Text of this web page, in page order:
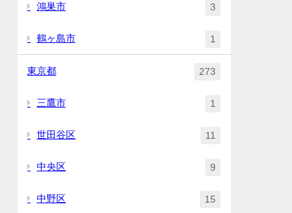
鴻巣市 3
鶴ヶ島市 1
東京都 273
三鷹市 1
世田谷区 11
中央区 9
中野区 15